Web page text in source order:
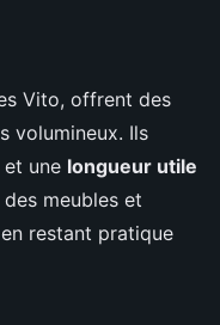
Vito, offrent des
volumineux. Ils
et une longueur utile
meubles et
restant pratique